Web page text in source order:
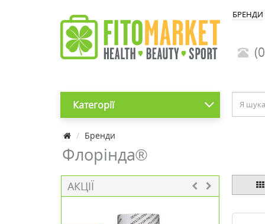
БРЕНДИ
Категорії
Бренди
Флорінда®
АКЦІЇ